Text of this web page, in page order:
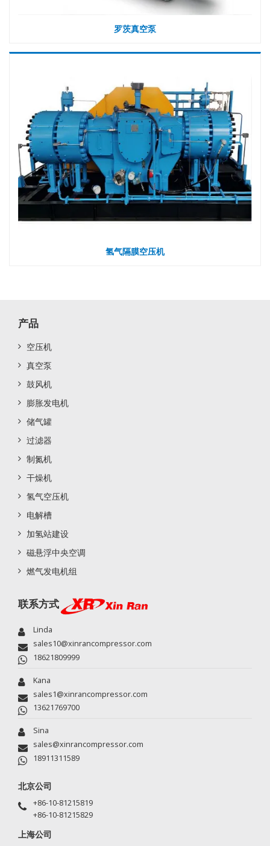
罗茨真空泵
氢气隔膜空压机
产品
空压机
真空泵
鼓风机
膨胀发电机
储气罐
过滤器
制氮机
干燥机
氢气空压机
电解槽
加氢站建设
磁悬浮中央空调
燃气发电机组
联系方式
Linda
sales10@xinrancompressor.com
18621809999
Kana
sales1@xinrancompressor.com
13621769700
Sina
sales@xinrancompressor.com
18911311589
北京公司
+86-10-81215819
+86-10-81215829
上海公司